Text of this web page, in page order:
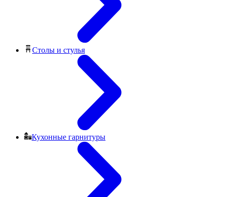
Столы и стулья
Кухонные гарнитуры